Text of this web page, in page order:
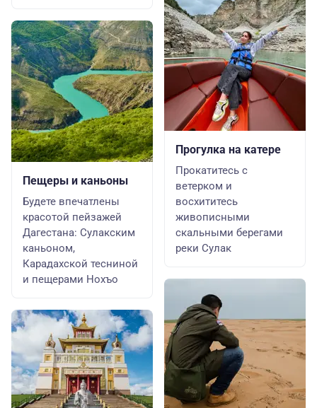
Пещеры и каньоны
Будете впечатлены
красотой пейзажей
Дагестана: Сулакским
каньоном,
Карадахской тесниной
и пещерами Нохъо
Прогулка на катере
Прокатитесь с
ветерком и
восхититесь
живописными
скальными берегами
реки Сулак